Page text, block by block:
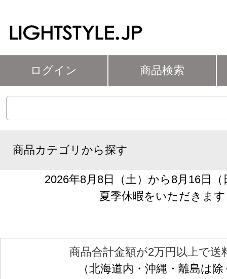
ログイン 商品検索
商品カテゴリから探す
2026年8月8日（土）から8月16日
夏季休暇をいただきます
商品合計金額が2万円以上で送
（北海道内・沖縄・離島は